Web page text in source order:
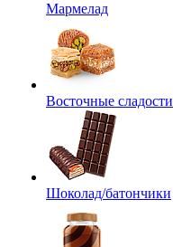
Мармелад
Восточные сладости
Шоколад/батончики